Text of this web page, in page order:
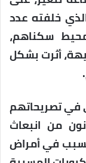
خلفته عدد
سكناهم،
أثرت بشكل
في تصريحاتهم
من انبعاث
في أمراض